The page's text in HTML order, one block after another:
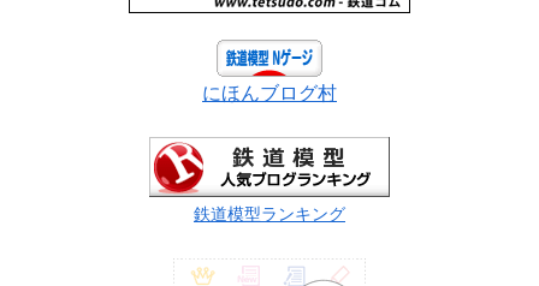
にほんブログ村
鉄道模型ランキング